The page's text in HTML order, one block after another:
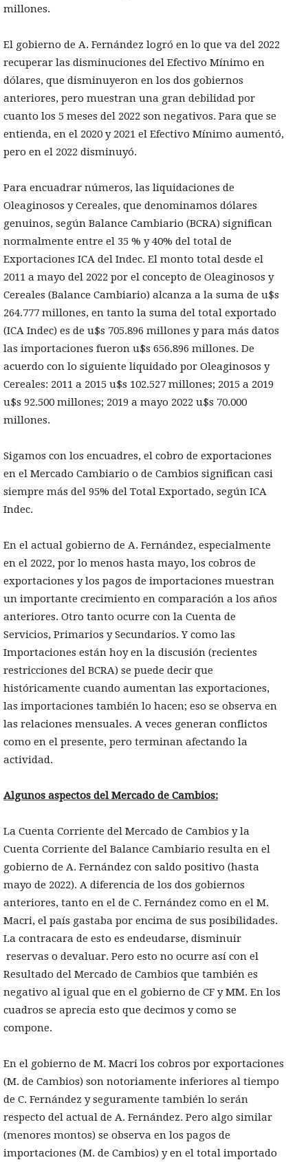
millones.
El gobierno de A. Fernández logró en lo que va del 2022
recuperar las disminuciones del Efectivo Mínimo en
dólares, que disminuyeron en los dos gobiernos
anteriores, pero muestran una gran debilidad por
cuanto los 5 meses del 2022 son negativos. Para que se
entienda, en el 2020 y 2021 el Efectivo Mínimo aumentó,
pero en el 2022 disminuyó.
Para encuadrar números, las liquidaciones de
Oleaginosos y Cereales, que denominamos dólares
genuinos, según Balance Cambiario (BCRA) significan
normalmente entre el 35 % y 40% del total de
Exportaciones ICA del Indec. El monto total desde el
2011 a mayo del 2022 por el concepto de Oleaginosos y
Cereales (Balance Cambiario) alcanza a la suma de u$s
264.777 millones, en tanto la suma del total exportado
(ICA Indec) es de u$s 705.896 millones y para más datos
las importaciones fueron u$s 656.896 millones. De
acuerdo con lo siguiente liquidado por Oleaginosos y
Cereales: 2011 a 2015 u$s 102.527 millones; 2015 a 2019
u$s 92.500 millones; 2019 a mayo 2022 u$s 70.000
millones.
Sigamos con los encuadres, el cobro de exportaciones
en el Mercado Cambiario o de Cambios significan casi
siempre más del 95% del Total Exportado, según ICA
Indec.
En el actual gobierno de A. Fernández, especialmente
en el 2022, por lo menos hasta mayo, los cobros de
exportaciones y los pagos de importaciones muestran
un importante crecimiento en comparación a los años
anteriores. Otro tanto ocurre con la Cuenta de
Servicios, Primarios y Secundarios. Y como las
Importaciones están hoy en la discusión (recientes
restricciones del BCRA) se puede decir que
históricamente cuando aumentan las exportaciones,
las importaciones también lo hacen; eso se observa en
las relaciones mensuales. A veces generan conflictos
como en el presente, pero terminan afectando la
actividad.
Algunos aspectos del Mercado de Cambios:
La Cuenta Corriente del Mercado de Cambios y la
Cuenta Corriente del Balance Cambiario resulta en el
gobierno de A. Fernández con saldo positivo (hasta
mayo de 2022). A diferencia de los dos gobiernos
anteriores, tanto en el de C. Fernández como en el M.
Macri, el país gastaba por encima de sus posibilidades.
La contracara de esto es endeudarse, disminuir
reservas o devaluar. Pero esto no ocurre así con el
Resultado del Mercado de Cambios que también es
negativo al igual que en el gobierno de CF y MM. En los
cuadros se aprecia esto que decimos y como se
compone.
En el gobierno de M. Macri los cobros por exportaciones
(M. de Cambios) son notoriamente inferiores al tiempo
de C. Fernández y seguramente también lo serán
respecto del actual de A. Fernández. Pero algo similar
(menores montos) se observa en los pagos de
importaciones (M. de Cambios) y en el total importado